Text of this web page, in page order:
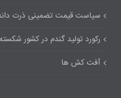
سیاست قیمت تضمینی ذرت
رکورد تولید گندم در کشور
آفت کش ها